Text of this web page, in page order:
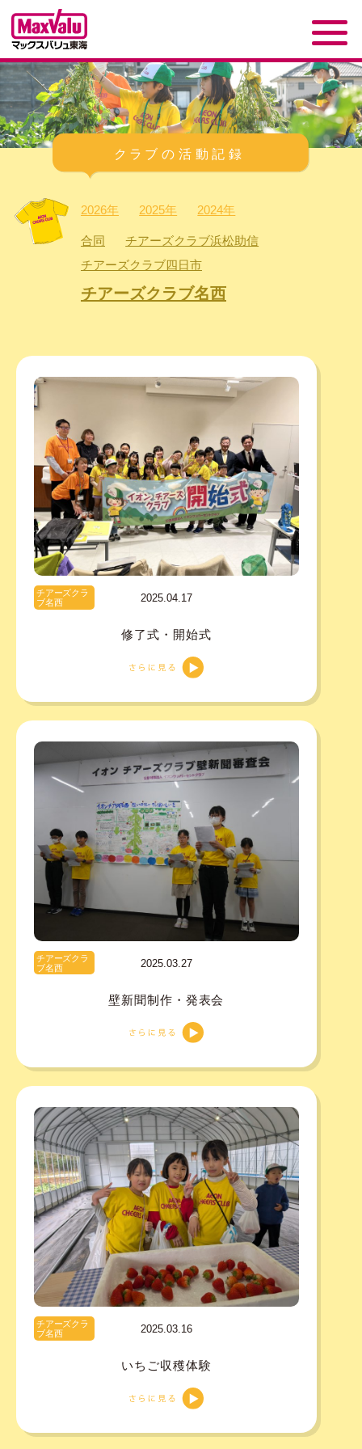
2026年 2025年 2024年
合同
チアーズクラブ浜松助信
チアーズクラブ四日市
チアーズクラブ名西
チアーズクラ
ブ名西
2025.04.17
修了式・開始式
チアーズクラ
ブ名西
2025.03.27
壁新聞制作・発表会
チアーズクラ
ブ名西
2025.03.16
いちご収穫体験